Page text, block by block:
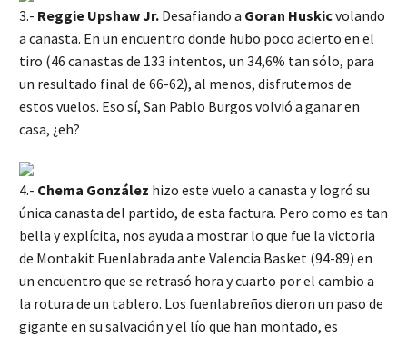
3.- Reggie Upshaw Jr. Desafiando a Goran Huskicvolando
a canasta. En un encuentro donde hubo poco acierto en el
tiro (46 canastas de 133 intentos, un 34,6% tan sólo, para
un resultado final de 66-62), al menos, disfrutemos de
estos vuelos. Eso sí, San Pablo Burgos volvió a ganar en
casa, ¿eh?
4.- Chema González hizo este vuelo a canasta y logró su
única canasta del partido, de esta factura. Pero como es tan
bella y explícita, nos ayuda a mostrar lo que fue la victoria
de Montakit Fuenlabrada ante Valencia Basket (94-89) en
un encuentro que se retrasó hora y cuarto por el cambio a
la rotura de un tablero. Los fuenlabreños dieron un paso de
gigante en su salvación y el lío que han montado, es